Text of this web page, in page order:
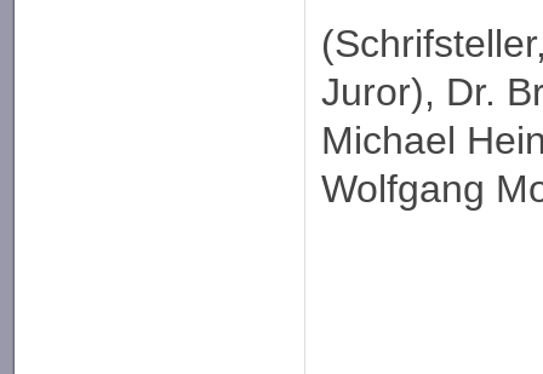
Juror), Dr.
Michael
Wolfgang